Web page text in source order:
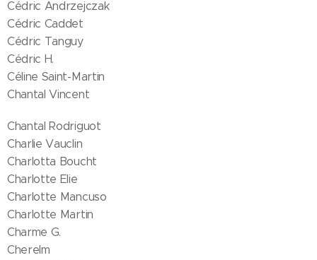
Cédric Andrzejczak
Cédric Caddet
Cédric Tanguy
Cédric H.
Céline Saint-Martin
Chantal Vincent
Chantal Rodriguot
Charlie Vauclin
Charlotta Boucht
Charlotte Elie
Charlotte Mancuso
Charlotte Martin
Charme G.
Cherelm